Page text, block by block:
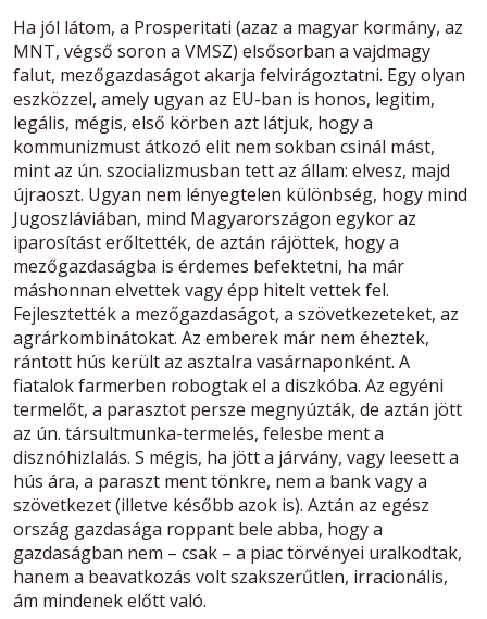
Ha jól látom, a Prosperitati (azaz a magyar kormány, az
MNT, végső soron a VMSZ) elsősorban a vajdmagy
falut, mezőgazdaságot akarja felvirágoztatni. Egy olyan
eszközzel, amely ugyan az EU-ban is honos, legitim,
legális, mégis, első körben azt látjuk, hogy a
kommunizmust átkozó elit nem sokban csinál mást,
mint az ún. szocializmusban tett az állam: elvesz, majd
újraoszt. Ugyan nem lényegtelen különbség, hogy mind
Jugoszláviában, mind Magyarországon egykor az
iparosítást erőltették, de aztán rájöttek, hogy a
mezőgazdaságba is érdemes befektetni, ha már
máshonnan elvettek vagy épp hitelt vettek fel.
Fejlesztették a mezőgazdaságot, a szövetkezeteket, az
agrárkombinátokat. Az emberek már nem éheztek,
rántott hús került az asztalra vasárnaponként. A
fiatalok farmerben robogtak el a diszkóba. Az egyéni
termelőt, a parasztot persze megnyúzták, de aztán jött
az ún. társultmunka-termelés, felesbe ment a
disznóhizlalás. S mégis, ha jött a járvány, vagy leesett a
hús ára, a paraszt ment tönkre, nem a bank vagy a
szövetkezet (illetve később azok is). Aztán az egész
ország gazdasága roppant bele abba, hogy a
gazdaságban nem – csak – a piac törvényei uralkodtak,
hanem a beavatkozás volt szakszerűtlen, irracionális,
ám mindenek előtt való.